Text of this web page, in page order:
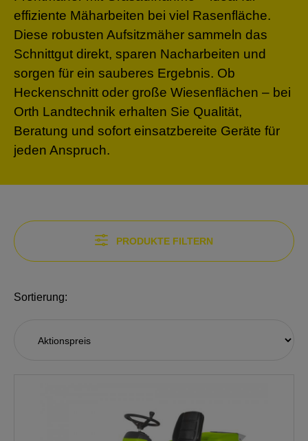
effiziente Mäharbeiten bei viel Rasenfläche.
Diese robusten Aufsitzmäher sammeln das
Schnittgut direkt, sparen Nacharbeiten und
sorgen für ein sauberes Ergebnis. Ob
Heckenschnitt oder große Wiesenflächen – bei
Orth Landtechnik erhalten Sie Qualität,
Beratung und sofort einsatzbereite Geräte für
jeden Anspruch.
PRODUKTE FILTERN
Sortierung: